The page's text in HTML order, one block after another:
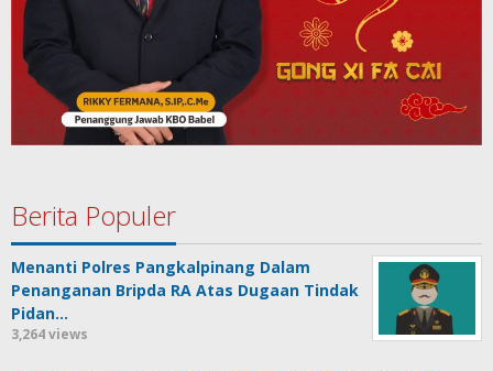
Berita Populer
Menanti Polres Pangkalpinang Dalam
Penanganan Bripda RA Atas Dugaan Tindak
Pidan…
3,264 views